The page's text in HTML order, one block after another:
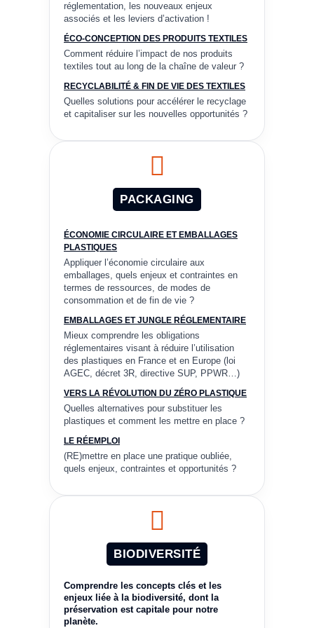
réglementation, les nouveaux enjeux
associés et les leviers d’activation !
ÉCO-CONCEPTION DES PRODUITS TEXTILES
Comment réduire l’impact de nos produits
textiles tout au long de la chaîne de valeur ?
RECYCLABILITÉ & FIN DE VIE DES TEXTILES
Quelles solutions pour accélérer le recyclage
et capitaliser sur les nouvelles opportunités ?
PACKAGING
ÉCONOMIE CIRCULAIRE ET EMBALLAGES
PLASTIQUES
Appliquer l’économie circulaire aux
emballages, quels enjeux et contraintes en
termes de ressources, de modes de
consommation et de fin de vie ?
EMBALLAGES ET JUNGLE RÉGLEMENTAIRE
Mieux comprendre les obligations
réglementaires visant à réduire l’utilisation
des plastiques en France et en Europe (loi
AGEC, décret 3R, directive SUP, PPWR…)
VERS LA RÉVOLUTION DU ZÉRO PLASTIQUE
Quelles alternatives pour substituer les
plastiques et comment les mettre en place ?
LE RÉEMPLOI
(RE)mettre en place une pratique oubliée,
quels enjeux, contraintes et opportunités ?
BIODIVERSITÉ
Comprendre les concepts clés et les
enjeux liée à la biodiversité, dont la
préservation est capitale pour notre
planète.